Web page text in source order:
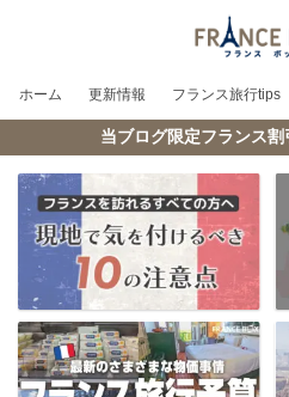
ホーム 更新情報 フランス旅行tips
当ブログ限定フランス